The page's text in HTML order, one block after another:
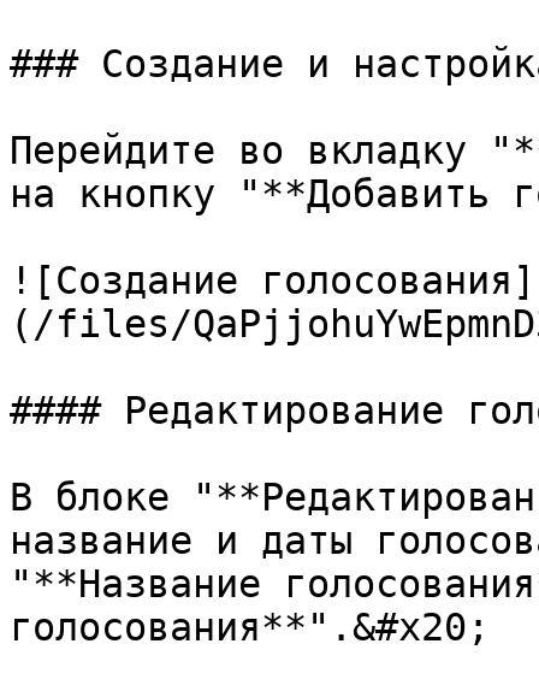
### Создание и
Перейдите во вкладку
на кнопку "**Добавить
![Создание голосования]
(/files/
#### Редактирование
В блоке
название и даты
"**Название
голосования**".&#x20;